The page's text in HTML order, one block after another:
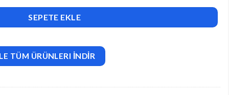
SEPETE EKLE
TÜM ÜRÜNLERI İNDİR